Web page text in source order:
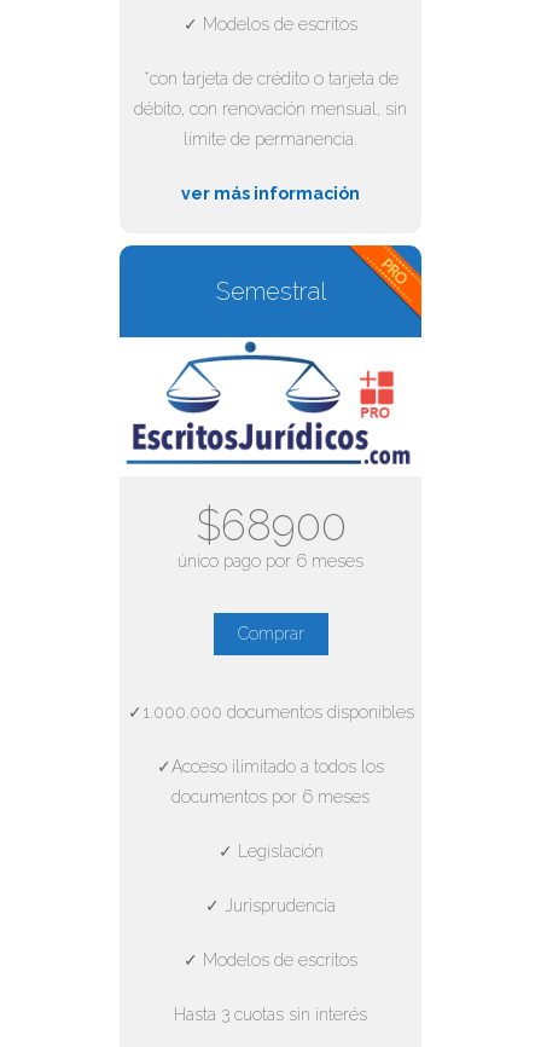
✓ Modelos de escritos
*con tarjeta de crédito o tarjeta de
débito, con renovación mensual, sin
límite de permanencia.
ver más información
Semestral
$68900
único pago por 6 meses
Comprar
✓1.000.000 documentos disponibles
✓Acceso ilimitado a todos los
documentos por 6 meses
✓ Legislación
✓ Jurisprudencia
✓ Modelos de escritos
Hasta 3 cuotas sin interés